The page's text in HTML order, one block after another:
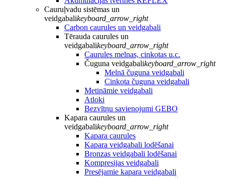
Cauruļvadu sistēmas un
veidgabalikeyboard_arrow_right
Carbon caurules un veidgabali
Tērauda caurules un
veidgabalikeyboard_arrow_right
Caurules melnas, cinkotas u.c.
Čuguna veidgabalikeyboard_arrow_right
Melnā čuguna veidgabali
Cinkota čuguna veidgabali
Metināmie veidgabali
Atloki
Bezvītņu savienojumi GEBO
Kapara caurules un
veidgabalikeyboard_arrow_right
Kapara caurules
Kapara veidgabali lodēšanai
Bronzas veidgabali lodēšanai
Kompresijas veidgabali
Presējamie kapara veidgabali